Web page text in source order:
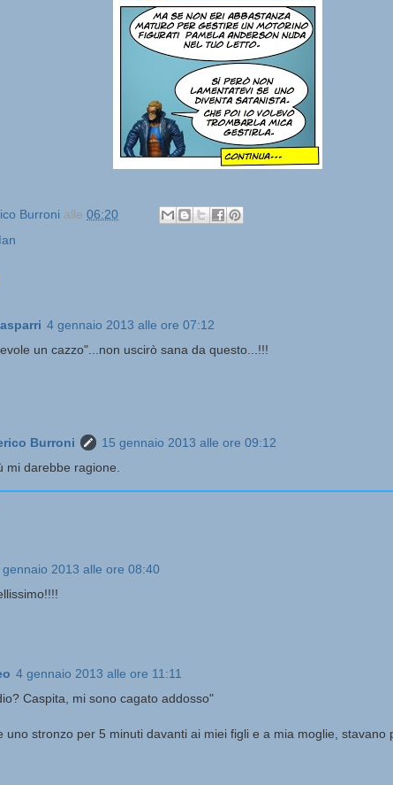
Burroni alle 06:20
4 gennaio 2013 alle ore 07:12
un cazzo"...non uscirò sana da questo...!!!
Burroni
15 gennaio 2013 alle ore 09:12
mi darebbe ragione.
gennaio 2013 alle ore 08:40
4 gennaio 2013 alle ore 11:11
Caspita, mi sono cagato addosso"
uno stronzo per 5 minuti davanti ai miei figli e a mia moglie, stavano